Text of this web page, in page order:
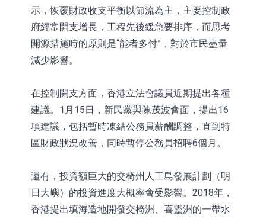
示，恢覆財政收支平衡以節流為主，主要控制政
府經常開支增長，工程先後緩急要排序，而思考
開源措施時的原則是“能者多付”，對於市民盡量
減少影響。
在控制開支方面，香港立法會議員近期提出各種
建議。1月15日，新民黨與陳茂波會面，提出16
項建議，包括暫時凍結公務員薪酬調整，直到特
區財政狀況改善，同時暫停公務員招聘6個月。
還有，投資額巨大的交椅州人工島發展計劃（明
日大嶼）的投資進度大概率會受影響。2018年，
香港提出填海造地開發交椅洲、喜靈洲的一帶水